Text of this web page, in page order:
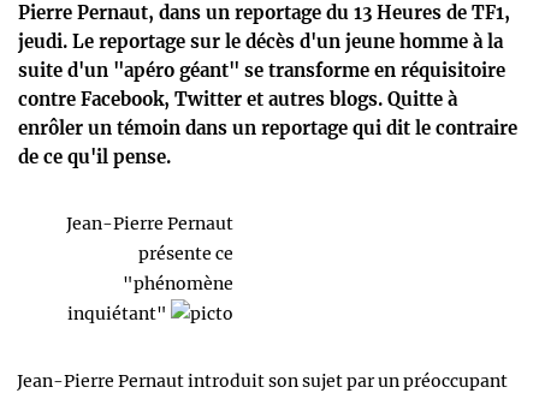
Pierre Pernaut, dans un reportage du 13 Heures de TF1,
jeudi. Le reportage sur le décès d'un jeune homme à la
suite d'un "apéro géant" se transforme en réquisitoire
contre Facebook, Twitter et autres blogs. Quitte à
enrôler un témoin dans un reportage qui dit le contraire
de ce qu'il pense.
Jean-Pierre Pernaut
présente ce
"phénomène
inquiétant"
Jean-Pierre Pernaut introduit son sujet par un préoccupant